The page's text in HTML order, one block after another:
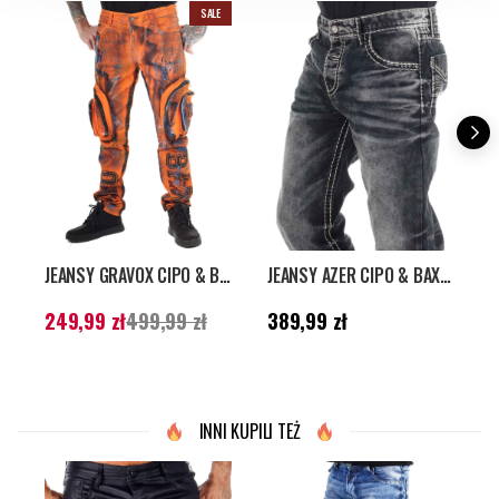
SALE
JEANSY GRAVOX CIPO & BAXX - POMARAŃCZOWE
Aktualna cena:
249,99 zł
Poprzednia cena
249,99 zł499,99 zł
JEANSY AZER CIPO & BAXX - CIEMNOSZARE
Cena: 389,99 zł
389,99 zł
INNI KUPILI TEŻ